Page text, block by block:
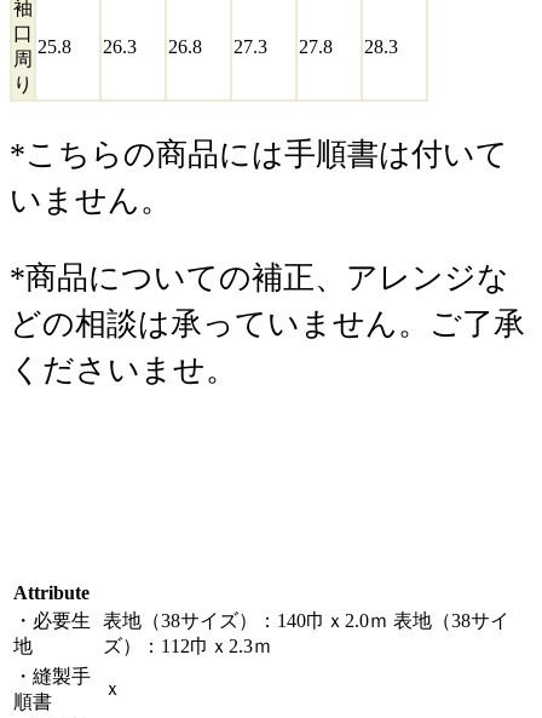
袖
口
周
り
25.8 26.3 26.8 27.3 27.8 28.3
*こちらの商品には手順書は付いて
いません。
*商品についての補正、アレンジな
どの相談は承っていません。ご了承
くださいませ。
Attribute
・必要生
地
表地（38サイズ）：140巾ｘ2.0ｍ 表地（38サイ
ズ）：112巾ｘ2.3ｍ
・縫製手
順書
ｘ